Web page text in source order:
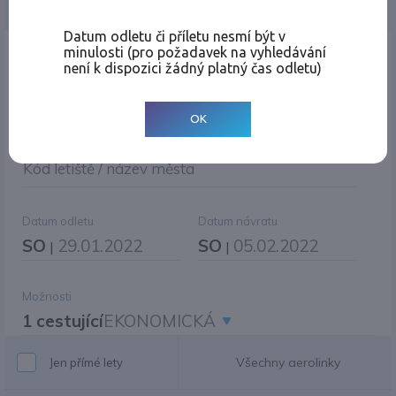
Místo odletu
Kód letiště / název města
Datum odletu
SO | 29.01.2022
Datum návratu
SO | 05.02.2022
Možnosti
1 cestujícíEKONOMICKÁ
Jen přímé lety Všechny aerolinky
Datum odletu či příletu nesmí být v
minulosti (pro požadavek na vyhledávání
není k dispozici žádný platný čas odletu)
OK